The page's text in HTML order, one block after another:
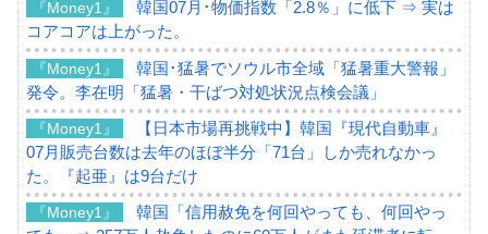
『Money1』
韓国07月･物価指数「2.8％」に低下 ⇒ 実は
コアコアは上がった。
『Money1』
韓国･猛暑でソウル市全域「猛暑重大警報」
発令。李在明「猛暑・干ばつ対処状況点検会議」
『Money1』
【日本市場再挑戦中】韓国『現代自動車』
07月販売台数は去年のほぼ半分「71台」しか売れなかっ
た。『起亜』は9台だけ
『Money1』
韓国「信用赦免を何回やっても、何回やっ